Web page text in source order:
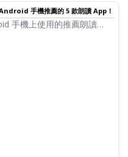
Android 手機推薦的 5 款朗讀 App！
手機上使用的推薦朗讀